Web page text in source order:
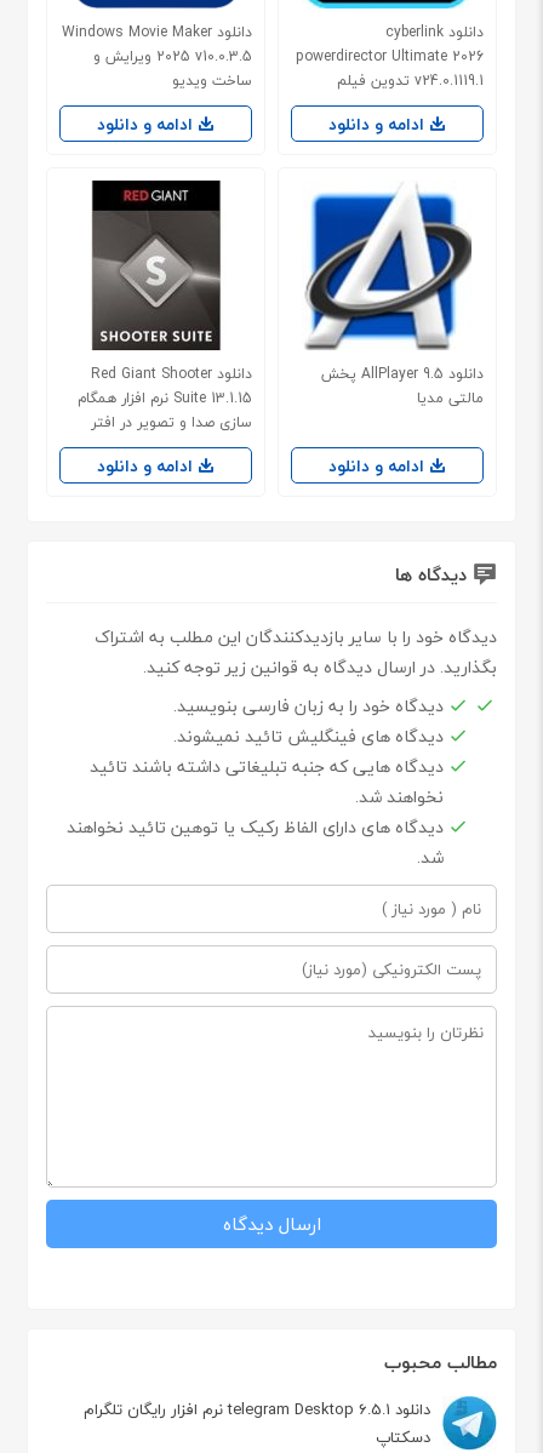
مطالب محبوب
دانلود telegram Desktop 6.5.1 نرم افزار رایگان تلگرام
دسکتاپ
دانلود cyberlink
powerdirector Ultimate 2026
v24.0.1119.1 تدوین فیلم
ادامه و دانلود
دانلود Windows Movie Maker
2025 v10.0.3.5 ویرایش و
ساخت ویدیو
ادامه و دانلود
دانلود AllPlayer 9.5 پخش
مالتی مدیا
ادامه و دانلود
دانلود Red Giant Shooter
Suite 13.1.15 نرم افزار همگام
سازی صدا و تصویر در افتر
افکت و پریمیر
ادامه و دانلود
دیدگاه ها
دیدگاه خود را با سایر بازدیدکنندگان این مطلب به اشتراک
بگذارید. در ارسال دیدگاه به قوانین زیر توجه کنید.
دیدگاه خود را به زبان فارسی بنویسید.
دیدگاه های فینگلیش تائید نمیشوند.
دیدگاه هایی که جنبه تبلیغاتی داشته باشند تائید
نخواهند شد.
دیدگاه های دارای الفاظ رکیک یا توهین تائید نخواهند
شد.